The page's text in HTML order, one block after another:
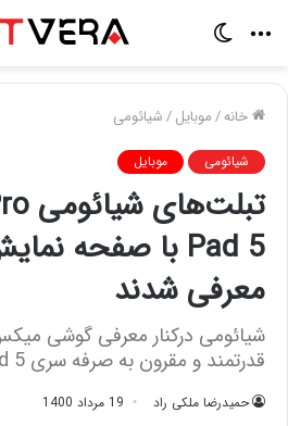
منو
خانه/موبایل/شیائومی
شیائومی موبایل
معرفی شدند
قدرتمند و مقرون به صرفه سری Pad 5 رونمایی کرد.
حمیدرضا ملکی راد
19 مرداد 1400